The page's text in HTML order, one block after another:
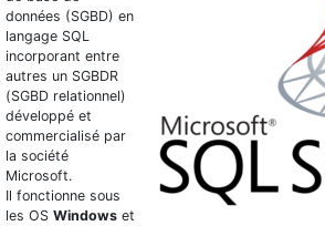
données (SGBD) en
langage SQL
incorporant entre
autres un SGBDR
(SGBD relationnel)
développé et
commercialisé par
la société
Microsoft.
Il fonctionne sous
les OS Windows et